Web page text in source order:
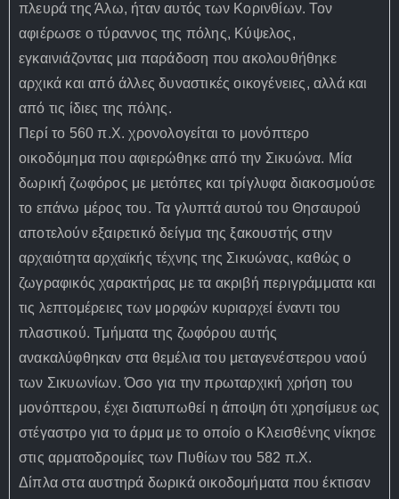
πλευρά της Άλω, ήταν αυτός των Κορινθίων. Τον
αφιέρωσε ο τύραννος της πόλης, Κύψελος,
εγκαινιάζοντας μια παράδοση που ακολουθήθηκε
αρχικά και από άλλες δυναστικές οικογένειες, αλλά και
από τις ίδιες της πόλης.
Περί το 560 π.Χ. χρονολογείται το μονόπτερο
οικοδόμημα που αφιερώθηκε από την Σικυώνα. Μία
δωρική ζωφόρος με μετόπες και τρίγλυφα διακοσμούσε
το επάνω μέρος του. Τα γλυπτά αυτού του Θησαυρού
αποτελούν εξαιρετικό δείγμα της ξακουστής στην
αρχαιότητα αρχαϊκής τέχνης της Σικυώνας, καθώς ο
ζωγραφικός χαρακτήρας με τα ακριβή περιγράμματα και
τις λεπτομέρειες των μορφών κυριαρχεί έναντι του
πλαστικού. Τμήματα της ζωφόρου αυτής
ανακαλύφθηκαν στα θεμέλια του μεταγενέστερου ναού
των Σικυωνίων. Όσο για την πρωταρχική χρήση του
μονόπτερου, έχει διατυπωθεί η άποψη ότι χρησίμευε ως
στέγαστρο για το άρμα με το οποίο ο Κλεισθένης νίκησε
στις αρματοδρομίες των Πυθίων του 582 π.Χ.
Δίπλα στα αυστηρά δωρικά οικοδομήματα που έκτισαν